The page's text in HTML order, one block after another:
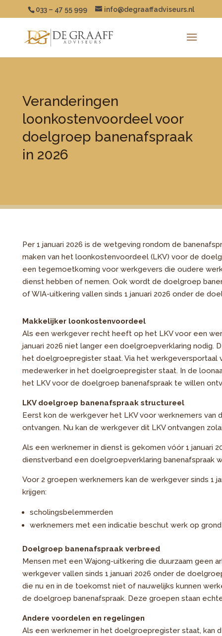
033 – 47 55 999 info@degraaffadviseurs.nl
Veranderingen
loonkostenvoordeel voor
doelgroep banenafspraak
in 2026
Per 1 januari 2026 is de wetgeving rondom de
maken van het loonkostenvoordeel (LKV) voor de
een tegemoetkoming voor werkgevers die oudere
dienst hebben of nemen. Ook wordt de doelgroep
of WIA-uitkering vallen sinds 1 januari 2026 onder de
Makkelijker loonkostenvoordeel
Als een werkgever recht heeft op het LKV voor een
januari 2026 niet langer een doelgroepverklaring nodig.
het doelgroepregister staat. Via het werkgeversportaal
medewerker in het doelgroepregister staat. In de
het LKV voor de doelgroep banenafspraak te willen
LKV doelgroep banenafspraak structureel
Eerst kon de werkgever het LKV voor werknemers van
ontvangen. Nu kan de werkgever dit LKV ontvangen
Als een werknemer in dienst is gekomen vóór 1 januari
dienstverband een doelgroepverklaring banenafspraak
Voor 2 groepen werknemers kan de werkgever sinds 1
krijgen:
scholingsbelemmerden
werknemers met een indicatie beschut werk op
Doelgroep banenafspraak verbreed
Mensen met een Wajong-uitkering die duurzaam geen
werkgever vallen sinds 1 januari 2026 onder de
die nu en in de toekomst niet of nauwelijks kunnen
de doelgroep banenafspraak. Deze groepen staan
Andere voordelen en regelingen
Als een werknemer in het doelgroepregister staat, kan